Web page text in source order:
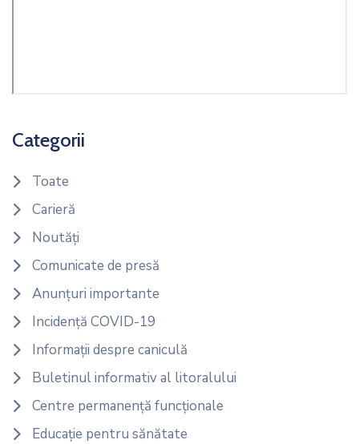
Categorii
Toate
Carieră
Noutăți
Comunicate de presă
Anunțuri importante
Incidență COVID-19
Informații despre caniculă
Buletinul informativ al litoralului
Centre permanență funcționale
Educație pentru sănătate